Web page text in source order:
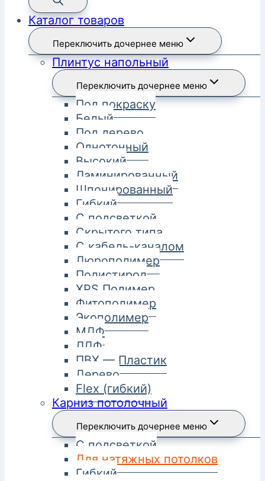
Каталог товаров
Переключить дочернее меню
Плинтус напольный
Переключить дочернее меню
Под покраску
Белый
Под дерево
Однотонный
Высокий
Ламинированный
Шпонированный
Гибкий
С подсветкой
Скрытого типа
С кабель-каналом
Дюрополимер
Полистирол
XPS Полимер
Фитополимер
Экополимер
МДФ
ЛДФ
ПВХ — Пластик
Дерево
Flex (гибкий)
Карниз потолочный
Переключить дочернее меню
С подсветкой
Для натяжных потолков
Гибкий